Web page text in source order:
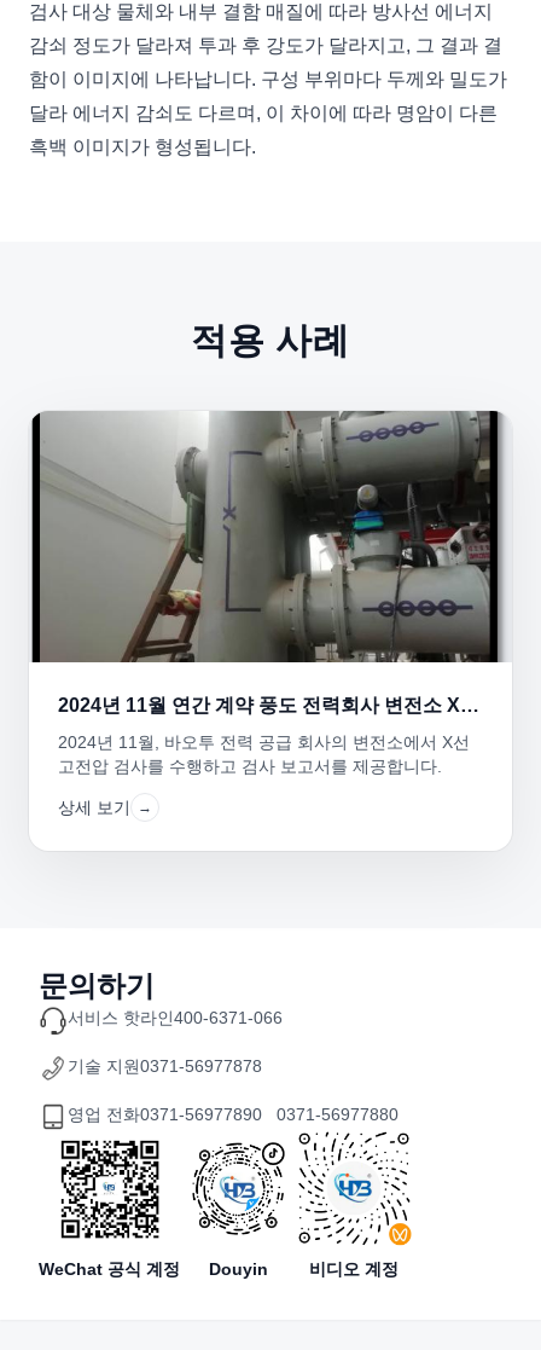
검사 대상 물체와 내부 결함 매질에 따라 방사선 에너지
감쇠 정도가 달라져 투과 후 강도가 달라지고, 그 결과 결
함이 이미지에 나타납니다. 구성 부위마다 두께와 밀도가
달라 에너지 감쇠도 다르며, 이 차이에 따라 명암이 다른
흑백 이미지가 형성됩니다.
적용 사례
2024년 11월 연간 계약 풍도 전력회사 변전소 X선
전기 검사
2024년 11월, 바오투 전력 공급 회사의 변전소에서 X선
고전압 검사를 수행하고 검사 보고서를 제공합니다.
상세 보기 →
문의하기
서비스 핫라인400-6371-066
기술 지원0371-56977878
영업 전화0371-56977890 0371-56977880
WeChat 공식 계정 Douyin 비디오 계정